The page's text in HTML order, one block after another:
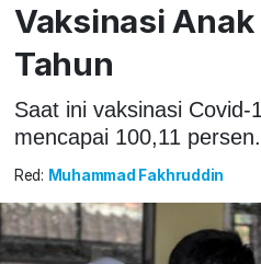
Vaksinasi Anak
Tahun
Saat ini vaksinasi
mencapai 100,11 persen.
Red: Muhammad Fakhruddin